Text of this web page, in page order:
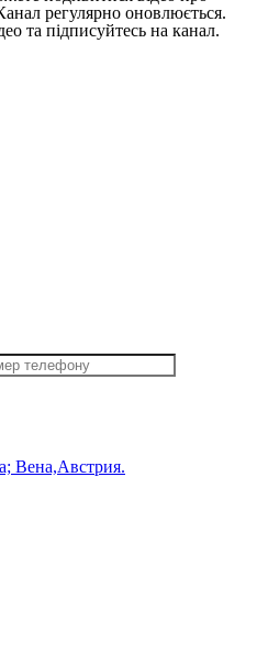
регулярно оновлюється.
та підписуйтесь на канал.
Вена,Австрия.